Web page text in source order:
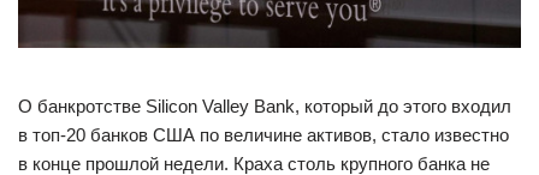
О банкротстве Silicon Valley Bank, который до этого входил
в топ-20 банков США по величине активов, стало известно
в конце прошлой недели. Краха столь крупного банка не